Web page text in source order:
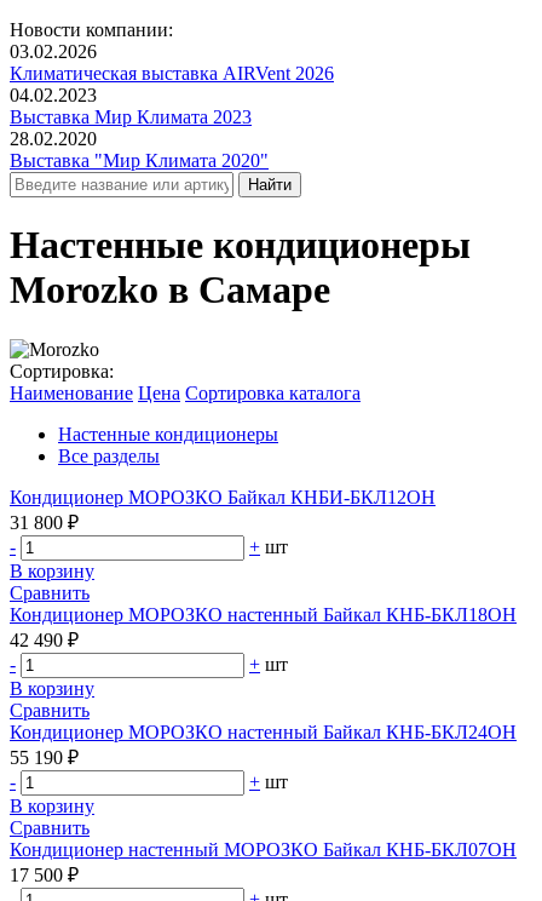
Новости компании:
03.02.2026
Климатическая выставка AIRVent 2026
04.02.2023
Выставка Мир Климата 2023
28.02.2020
Выставка "Мир Климата 2020"
Настенные кондиционеры
Morozko в Самаре
Сортировка:
Наименование Цена Сортировка каталога
Настенные кондиционеры
Все разделы
Кондиционер МОРОЗКО Байкал КНБИ-БКЛ12ОН
31 800 ₽
-
+ шт
В корзину
Сравнить
Кондиционер МОРОЗКО настенный Байкал КНБ-БКЛ18ОН
42 490 ₽
-
+ шт
В корзину
Сравнить
Кондиционер МОРОЗКО настенный Байкал КНБ-БКЛ24ОН
55 190 ₽
-
+ шт
В корзину
Сравнить
Кондиционер настенный МОРОЗКО Байкал КНБ-БКЛ07ОН
17 500 ₽